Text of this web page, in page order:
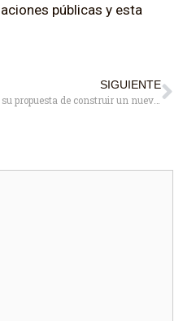
públicas y esta
SIGUIENTE
El PSOE lamenta el no del PP a su propuesta de construir un nuevo instituto en Pozuelo